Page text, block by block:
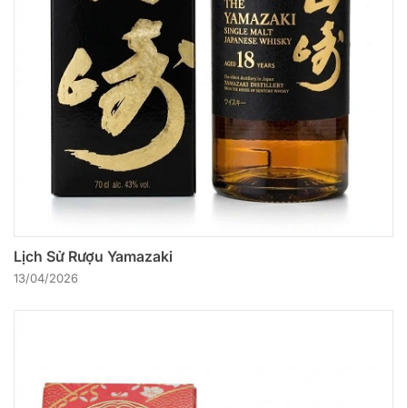
Lịch Sử Rượu Yamazaki
13/04/2026